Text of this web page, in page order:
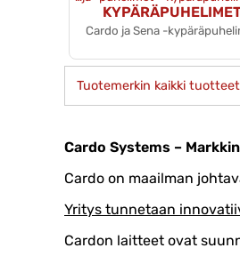
Cardo ja Sena -
Tuotemerkin kaikki tuotteet
Cardo Systems –
Cardo on maailman
Yritys tunnetaan
Cardon laitteet ovat